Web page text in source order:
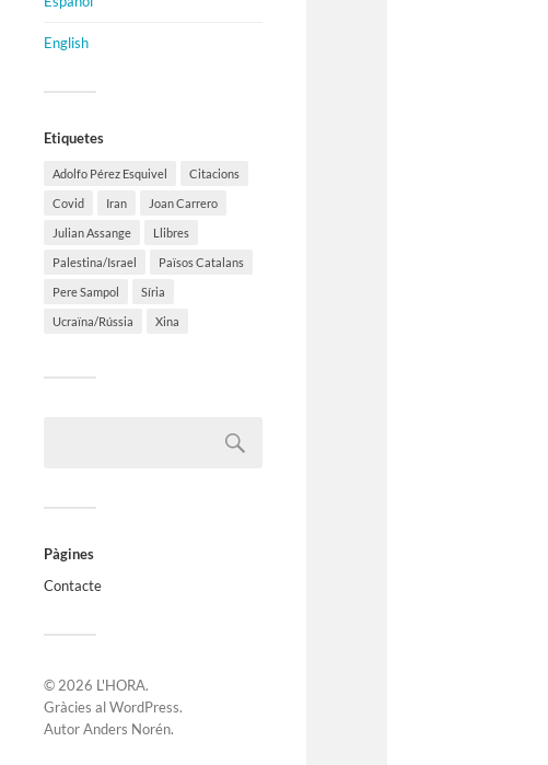
English
Etiquetes
Adolfo Pérez Esquivel Citacions
Covid Iran Joan Carrero
Julian Assange Llibres
Palestina/Israel Països Catalans
Pere Sampol Síria
Ucraïna/Rússia Xina
Pàgines
Contacte
© 2026 L'HORA.
Gràcies alWordPress.
AutorAnders Norén.